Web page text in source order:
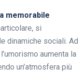
memorabile
si
dinamiche sociali. Ad
aumenta la
un’atmosfera più